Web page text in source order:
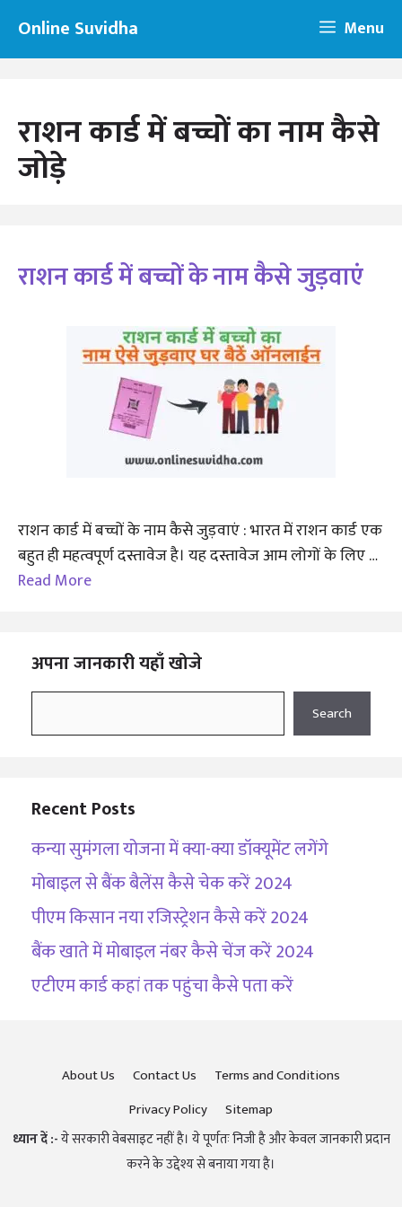
content
Online Suvidha Menu
राशन कार्ड में बच्चों का नाम कैसे
जोड़े
राशन कार्ड में बच्चों के नाम कैसे जुड़वाएं
राशन कार्ड में बच्चों के नाम कैसे जुड़वाएं : भारत में राशन कार्ड एक
बहुत ही महत्वपूर्ण दस्तावेज है। यह दस्तावेज आम लोगों के लिए …
Read More
अपना जानकारी यहाँ खोजे
Search
Recent Posts
कन्या सुमंगला योजना में क्या-क्या डॉक्यूमेंट लगेंगे
मोबाइल से बैंक बैलेंस कैसे चेक करें 2024
पीएम किसान नया रजिस्ट्रेशन कैसे करें 2024
बैंक खाते में मोबाइल नंबर कैसे चेंज करें 2024
एटीएम कार्ड कहां तक पहुंचा कैसे पता करें
About Us Contact Us
Terms and Conditions
Privacy Policy
Sitemap
ध्यान दें :-ये सरकारी वेबसाइट नहीं है। ये पूर्णतः निजी है और केवल जानकारी प्रदान
करने के उद्देश्य से बनाया गया है।